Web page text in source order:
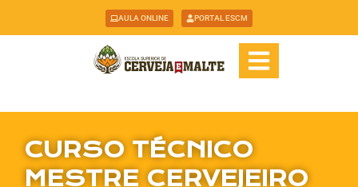
AULA ONLINE PORTAL ESCM
CURSO TÉCNICO
MESTRE CERVEJEIRO